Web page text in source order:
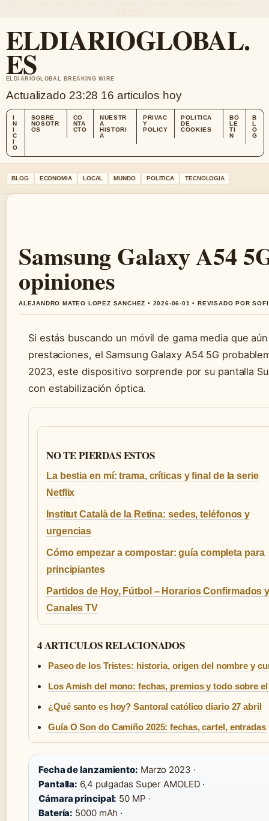
ELDIARIOGLOBAL.
ES
ELDIARIOGLOBAL BREAKING WIRE
Actualizado 23:28 16 articulos hoy
I
N
I
C
I
O
SOBRE
NOSOTR
OS
CO
NTA
CTO
NUESTR
A
HISTORI
A
PRIVAC
Y
POLICY
POLITICA
DE
COOKIES
BO
LE
TI
N
B
L
O
G
BLOG ECONOMIA LOCAL MUNDO POLITICA TECNOLOGIA
Samsung Galaxy A54
opiniones
ALEJANDRO MATEO LOPEZ SANCHEZ • 2026-06-01 • REVISADO POR
Si estás buscando un móvil de gama media que
prestaciones, el Samsung Galaxy A54 5G
2023, este dispositivo sorprende por su pantalla
con estabilización óptica.
NO TE PIERDAS ESTOS
La bestia en mí: trama, críticas y final de la serie
Netflix
Institut Català de la Retina: sedes, teléfonos y
urgencias
Cómo empezar a compostar: guía completa para
principiantes
Partidos de Hoy, Fútbol – Horarios Confirmados
Canales TV
4 ARTICULOS RELACIONADOS
Paseo de los Tristes: historia, origen del nombre y
Los Amish del mono: fechas, premios y todo sobre el
¿Qué santo es hoy? Santoral católico diario 27 abril
Guía O Son do Camiño 2025: fechas, cartel, entradas
Fecha de lanzamiento: Marzo 2023 ·
Pantalla: 6,4 pulgadas Super AMOLED ·
Cámara principal: 50 MP ·
Batería: 5000 mAh ·